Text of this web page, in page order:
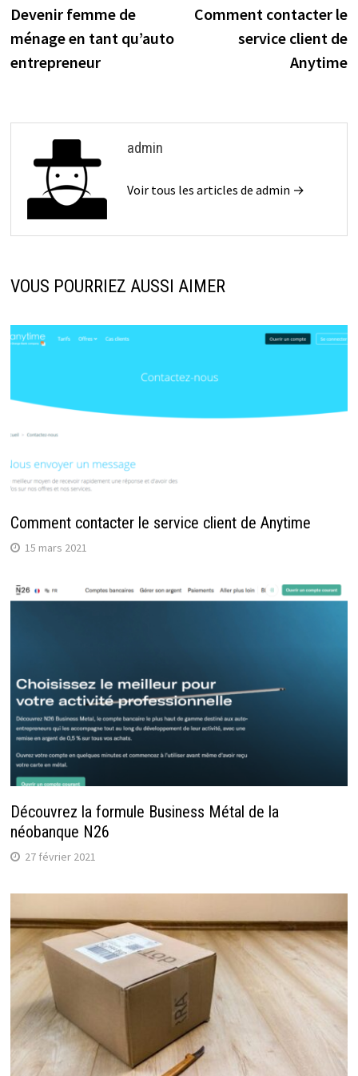
Devenir femme de
ménage en tant qu’auto
entrepreneur
Comment contacter le
service client de
Anytime
admin
Voir tous les articles de admin →
VOUS POURRIEZ AUSSI AIMER
Comment contacter le service client de Anytime
15 mars 2021
Découvrez la formule Business Métal de la
néobanque N26
27 février 2021